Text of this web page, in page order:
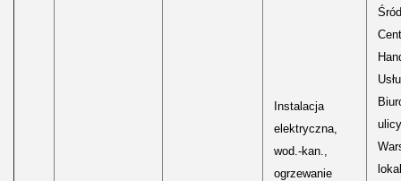
Instalacja
elektryczna,
wod.-kan.,
ogrzewanie
ulicy